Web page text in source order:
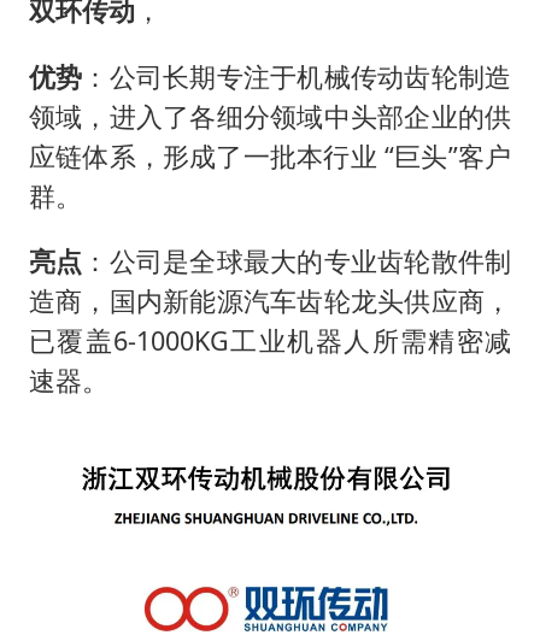
双环传动 ，
优势 ：公司长期专注于机械传动齿轮制造
领域，进入了各细分领域中头部企业的供
应链体系，形成了一批本行业 “巨头”客户
群。
亮点 ：公司是全球最大的专业齿轮散件制
造商，国内新能源汽车齿轮龙头供应商，
已覆盖6-1000KG工业机器人所需精密减
速器。